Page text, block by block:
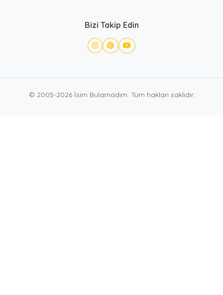
Bizi Takip Edin
© 2005-2026 İsim Bulamadım. Tüm hakları saklıdır.